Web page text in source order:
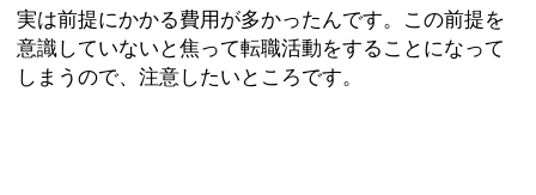
実は前提にかかる費用が多かったんです。この前提を
意識していないと焦って転職活動をすることになって
しまうので、注意したいところです。